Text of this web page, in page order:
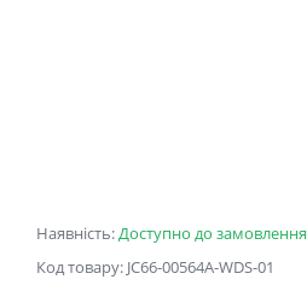
Наявність:Доступно до замовлення
Код товару: JC66-00564A-WDS-01